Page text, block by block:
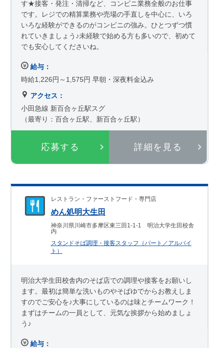
応募する 詳細を見る
す★接客・発注・清掃など、コンビニ業務全般のお仕事
です。レジでの精算業務や売場の手直しを中心に、いろ
いろな経験ができるのがコンビニの強み。ひとつずつ慣
れていきましょう♪未経験で始める方も多いので、初めて
でも安心してくださいね。
給与：
時給1,226円～1,575円 早朝・深夜料金込み
アクセス：
小田急線 新百合ヶ丘駅スグ
（最寄り：百合ヶ丘駅、新百合ヶ丘駅）
レストラン・ファーストフード・専門店
めん処明大生田
神奈川県川崎市多摩区東三田1-1-1 明治大学生田校舎
内
スタンドそば調理・接客スタッフ（パート／アルバイ
ト）
明治大学生田校舎内のそば店での調理や接客をお願いし
ます。最初は簡単な洗いものやそばゆでからお教えしま
すのでご安心を♪大事にしているのは味とチームワーク！
まずはチームの一員として、元気な挨拶から始めましょ
う♪
給与：